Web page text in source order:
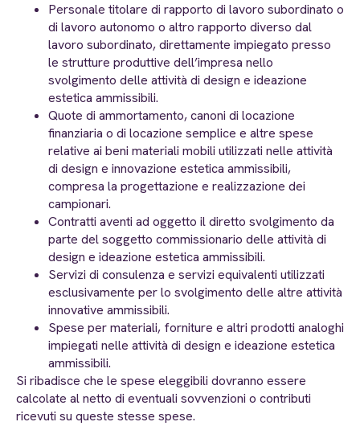
Personale titolare di rapporto di lavoro subordinato o
di lavoro autonomo o altro rapporto diverso dal
lavoro subordinato, direttamente impiegato presso
le strutture produttive dell’impresa nello
svolgimento delle attività di design e ideazione
estetica ammissibili.
Quote di ammortamento, canoni di locazione
finanziaria o di locazione semplice e altre spese
relative ai beni materiali mobili utilizzati nelle attività
di design e innovazione estetica ammissibili,
compresa la progettazione e realizzazione dei
campionari.
Contratti aventi ad oggetto il diretto svolgimento da
parte del soggetto commissionario delle attività di
design e ideazione estetica ammissibili.
Servizi di consulenza e servizi equivalenti utilizzati
esclusivamente per lo svolgimento delle altre attività
innovative ammissibili.
Spese per materiali, forniture e altri prodotti analoghi
impiegati nelle attività di design e ideazione estetica
ammissibili.
Si ribadisce che le spese eleggibili dovranno essere
calcolate al netto di eventuali sovvenzioni o contributi
ricevuti su queste stesse spese.